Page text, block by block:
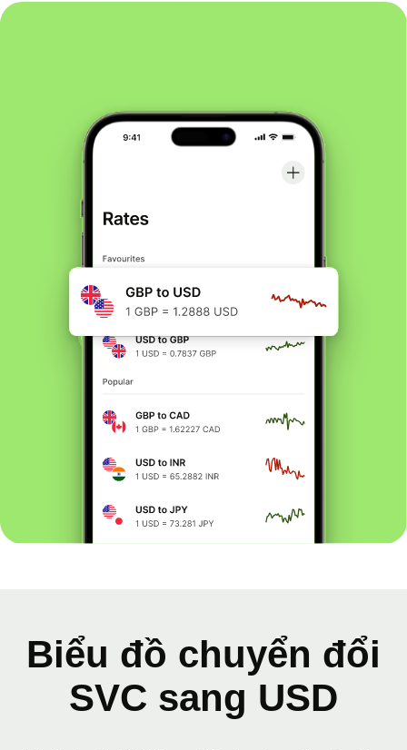
Biểu đồ chuyển đổi
SVC sang USD